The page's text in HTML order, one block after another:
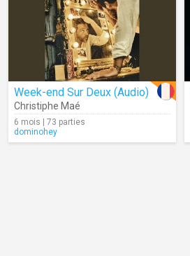
Week-end Sur Deux (Audio)
Christiphe Maé
6 mois | 73 parties
dominohey